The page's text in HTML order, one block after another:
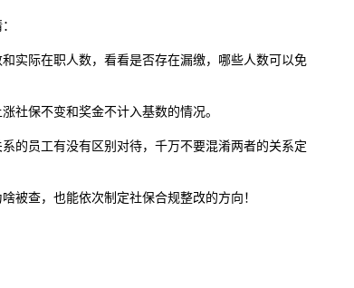
实际在职人数，看看是否存在漏缴，哪些人数可以免
社保不变和奖金不计入基数的情况。
的员工有没有区别对待，千万不要混淆两者的关系定
被查，也能依次制定社保合规整改的方向！